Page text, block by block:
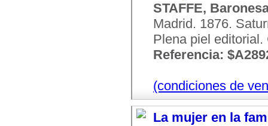
STAFFE,
Madrid. 1876.
Plena piel editorial.
Referencia:
(condiciones de
La mujer en la